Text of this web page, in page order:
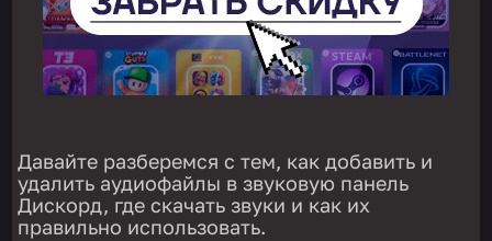
Давайте разберемся с тем, как добавить и
удалить аудиофайлы в звуковую панель
Дискорд, где скачать звуки и как их
правильно использовать.